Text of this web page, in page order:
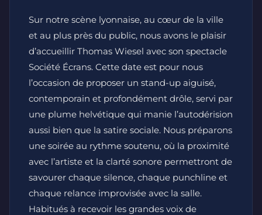
Sur notre scène lyonnaise, au cœur de la ville
et au plus près du public, nous avons le plaisir
d’accueillir Thomas Wiesel avec son spectacle
Société Écrans. Cette date est pour nous
l’occasion de proposer un stand-up aiguisé,
contemporain et profondément drôle, servi par
une plume helvétique qui manie l’autodérision
aussi bien que la satire sociale. Nous préparons
une soirée au rythme soutenu, où la proximité
avec l’artiste et la clarté sonore permettront de
savourer chaque silence, chaque punchline et
chaque relance improvisée avec la salle.
Habitués à recevoir les grandes voix de